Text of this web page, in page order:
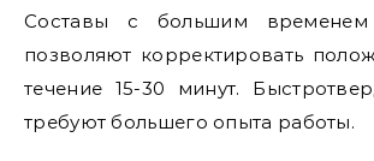
Составы с большим временем
позволяют корректировать
течение 15-30 минут.
требуют большего опыта работы.